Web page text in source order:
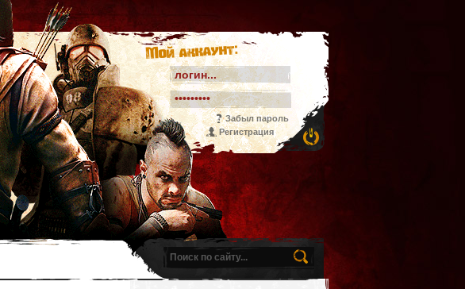
Мой аккаунт:
Забыл пароль
Регистрация